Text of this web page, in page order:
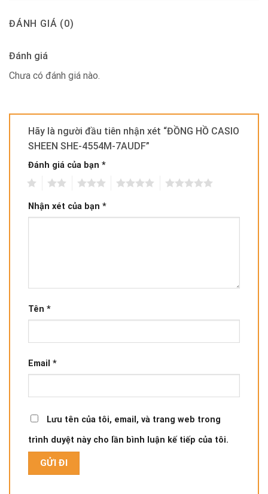
ĐÁNH GIÁ (0)
Đánh giá
Chưa có đánh giá nào.
Hãy là người đầu tiên nhận xét “ĐỒNG HỒ CASIO
SHEEN SHE-4554M-7AUDF”
Đánh giá của bạn *
Nhận xét của bạn *
Tên *
Email *
Lưu tên của tôi, email, và trang web trong
trình duyệt này cho lần bình luận kế tiếp của tôi.